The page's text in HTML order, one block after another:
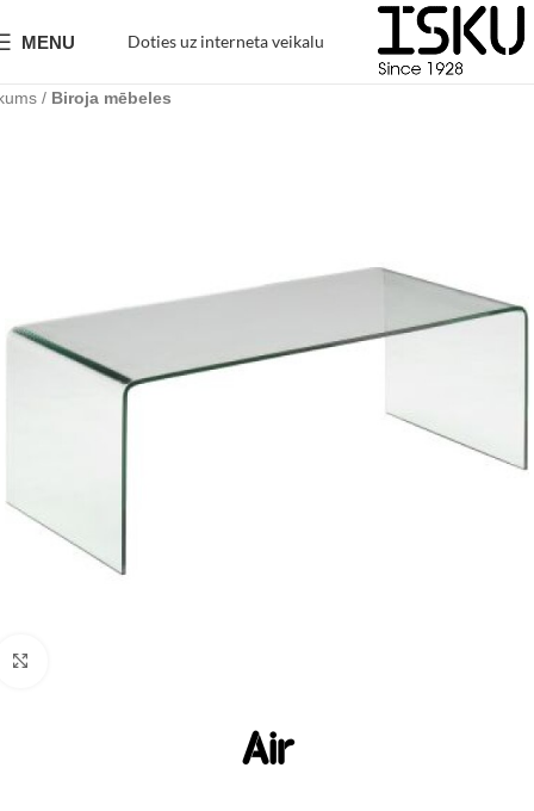
MENU Doties uz interneta veikalu
Biroja mēbeles
Air